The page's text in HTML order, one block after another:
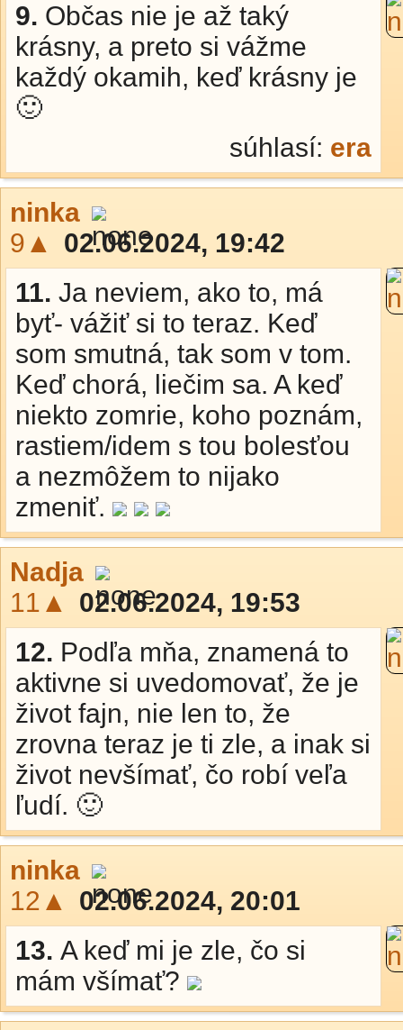
9. Občas nie je až taký
krásny, a preto si vážme
každý okamih, keď krásny je
🙂
súhlasí: era
ninka
9▲
02.06.2024, 19:42
11. Ja neviem, ako to, má
byť- vážiť si to teraz. Keď
som smutná, tak som v tom.
Keď chorá, liečim sa. A keď
niekto zomrie, koho poznám,
rastiem/idem s tou bolesťou
a nezmôžem to nijako
zmeniť.
Nadja
11▲
02.06.2024, 19:53
12. Podľa mňa, znamená to
aktivne si uvedomovať, že je
život fajn, nie len to, že
zrovna teraz je ti zle, a inak si
život nevšímať, čo robí veľa
ľudí. 🙂
ninka
12▲
02.06.2024, 20:01
13. A keď mi je zle, čo si
mám všímať?